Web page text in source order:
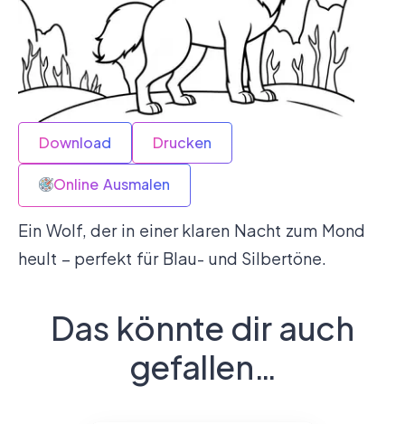
Download Drucken
Online Ausmalen
Ein Wolf, der in einer klaren Nacht zum Mond
heult – perfekt für Blau- und Silbertöne.
Das könnte dir auch
gefallen…